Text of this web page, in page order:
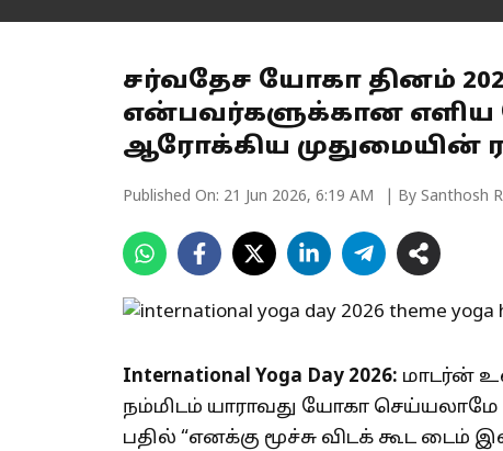
சர்வதேச யோகா தினம்
என்பவர்களுக்கான எளிய
ஆரோக்கிய முதுமையின்
Published On: 21 Jun 2026, 6:19 AM | By Santhosh
International Yoga Day 2026: மாடர்ன்
நம்மிடம் யாராவது யோகா செய்யலாமே
பதில் “எனக்கு மூச்சு விடக் கூட